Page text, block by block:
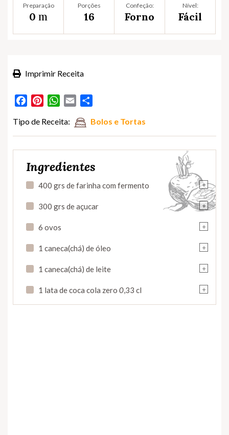
Preparação
0 m
Porções
16
Confeção:
Forno
Nível:
Fácil
Imprimir Receita
FacebookPinterestWhatsApp
Email
Tipo de Receita: Bolos e Tortas
Ingredientes
+
400 grs de farinha com fermento
+
300 grs de açucar
+
6 ovos
+
1 caneca(chá) de óleo
+
1 caneca(chá) de leite
+
1 lata de coca cola zero 0,33 cl